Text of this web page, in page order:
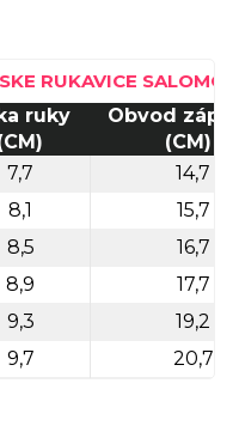
RUKAVICE SALOMON
ruky
Obvod
(CM)
7,7
14,7
8,1
15,7
8,5
16,7
8,9
17,7
9,3
19,2
9,7 20,7